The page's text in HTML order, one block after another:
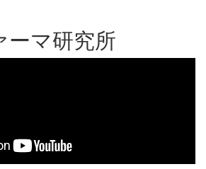
ーマ研究所